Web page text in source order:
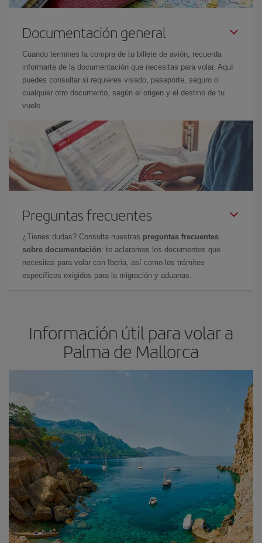
Documentación general
Cuando termines la compra de tu billete de avión, recuerda
informarte de la documentación que necesitas para volar. Aquí
puedes consultar si requieres visado, pasaporte, seguro o
cualquier otro documento, según el origen y el destino de tu
vuelo.
Preguntas frecuentes
¿Tienes dudas? Consulta nuestras preguntas frecuentes
sobre documentación: te aclaramos los documentos que
necesitas para volar con Iberia, así como los trámites
específicos exigidos para la migración y aduanas.
Información útil para volar a
Palma de Mallorca